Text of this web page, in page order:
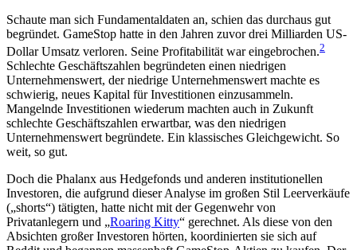
Schaute man sich Fundamentaldaten an, schien das durchaus gut
begründet. GameStop hatte in den Jahren zuvor drei Milliarden US-
Dollar Umsatz verloren. Seine Profitabilität war eingebrochen.2
Schlechte Geschäftszahlen begründeten einen niedrigen
Unternehmenswert, der niedrige Unternehmenswert machte es
schwierig, neues Kapital für Investitionen einzusammeln.
Mangelnde Investitionen wiederum machten auch in Zukunft
schlechte Geschäftszahlen erwartbar, was den niedrigen
Unternehmenswert begründete. Ein klassisches Gleichgewicht. So
weit, so gut.
Doch die Phalanx aus Hedgefonds und anderen institutionellen
Investoren, die aufgrund dieser Analyse im großen Stil Leerverkäufe
(„shorts“) tätigten, hatte nicht mit der Gegenwehr von
Privatanlegern und „Roaring Kitty“ gerechnet. Als diese von den
Absichten großer Investoren hörten, koordinierten sie sich auf